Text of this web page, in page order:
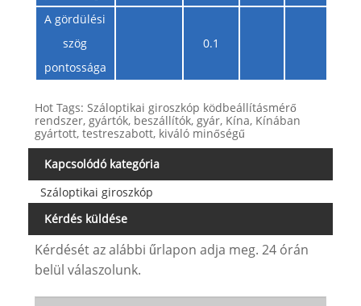
A gördülési
szög
pontossága
0.1
Hot Tags: Száloptikai giroszkóp ködbeállításmérő
rendszer, gyártók, beszállítók, gyár, Kína, Kínában
gyártott, testreszabott, kiváló minőségű
Kapcsolódó kategória
Száloptikai giroszkóp
Kérdés küldése
Kérdését az alábbi űrlapon adja meg. 24 órán
belül válaszolunk.